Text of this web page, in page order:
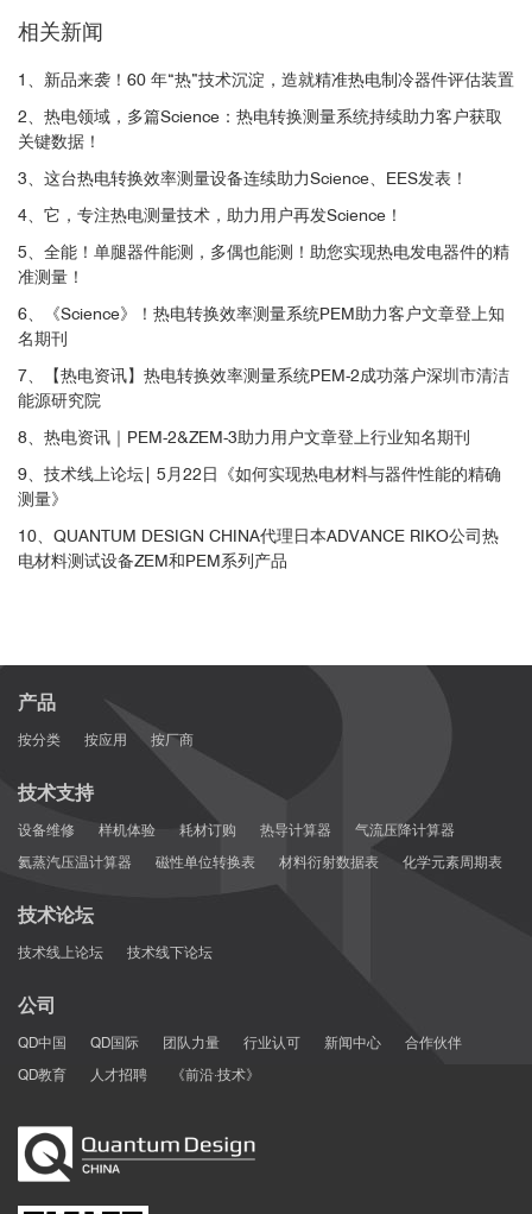
相关新闻
1、新品来袭！60 年“热”技术沉淀，造就精准热电制冷器件评估装置
2、热电领域，多篇Science：热电转换测量系统持续助力客户获取
关键数据！
3、这台热电转换效率测量设备连续助力Science、EES发表！
4、它，专注热电测量技术，助力用户再发Science！
5、全能！单腿器件能测，多偶也能测！助您实现热电发电器件的精
准测量！
6、《Science》！热电转换效率测量系统PEM助力客户文章登上知
名期刊
7、【热电资讯】热电转换效率测量系统PEM-2成功落户深圳市清洁
能源研究院
8、热电资讯｜PEM-2&ZEM-3助力用户文章登上行业知名期刊
9、技术线上论坛| 5月22日《如何实现热电材料与器件性能的精确
测量》
10、QUANTUM DESIGN CHINA代理日本ADVANCE RIKO公司热
电材料测试设备ZEM和PEM系列产品
产品
按分类 按应用 按厂商
技术支持
设备维修 样机体验 耗材订购 热导计算器
气流压降计算器
氦蒸汽压温计算器
磁性单位转换表 材料衍射数据表 化学元素周期表
技术论坛
技术线上论坛 技术线下论坛
公司
QD中国 QD国际 团队力量 行业认可 新闻中心
合作伙伴
QD教育
人才招聘 《前沿·技术》